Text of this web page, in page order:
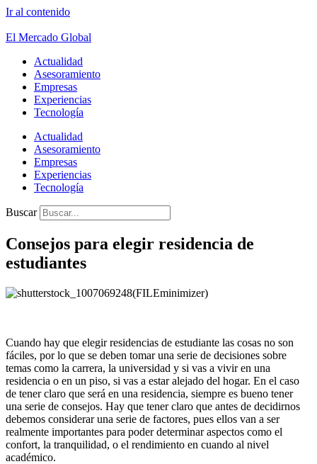
Ir al contenido
El Mercado Global
Actualidad
Asesoramiento
Empresas
Experiencias
Tecnología
Actualidad
Asesoramiento
Empresas
Experiencias
Tecnología
Buscar
Consejos para elegir residencia de
estudiantes
Cuando hay que elegir residencias de estudiante las cosas no son
fáciles, por lo que se deben tomar una serie de decisiones sobre
temas como la carrera, la universidad y si vas a vivir en una
residencia o en un piso, si vas a estar alejado del hogar. En el caso
de tener claro que será en una residencia, siempre es bueno tener
una serie de consejos. Hay que tener claro que antes de decidirnos
debemos considerar una serie de factores, pues ellos van a ser
realmente importantes para poder determinar aspectos como el
confort, la tranquilidad, o el rendimiento en cuando al nivel
académico.